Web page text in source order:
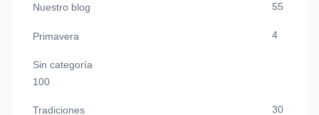
Nuestro blog 55
Primavera 4
Sin categoría
100
Tradiciones 30